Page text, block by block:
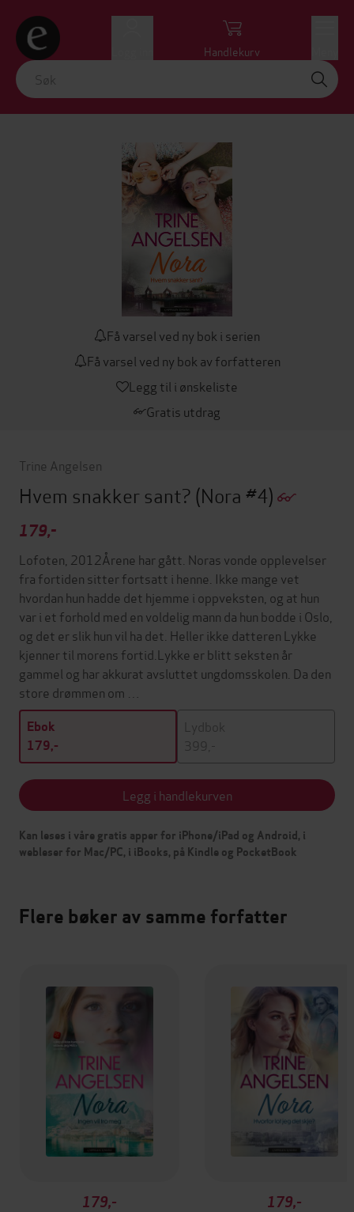
Handlekurv
Få varsel ved ny bok i serien
Få varsel ved ny bok av forfatteren
Legg til i ønskeliste
Gratis utdrag
Trine Angelsen
Hvem snakker sant? (Nora #4)
179,-
Lofoten, 2012Årene har gått. Noras vonde opplevelser
fra fortiden sitter fortsatt i henne. Ikke mange vet
hvordan hun hadde det hjemme i oppveksten, og at hun
var i et forhold med en voldelig mann da hun bodde i Oslo,
og det er slik hun vil ha det. Heller ikke datteren Lykke
kjenner til morens fortid.Lykke er blitt seksten år
gammel og har akkurat avsluttet ungdomsskolen. Da den
store drømmen om …
Ebok
179,-
Lydbok
399,-
Legg i handlekurven
Kan leses i våre gratis apper for iPhone/iPad og Android, i
webleser for Mac/PC, i iBooks, på Kindle og PocketBook
Flere bøker av samme forfatter
179,-
179,-